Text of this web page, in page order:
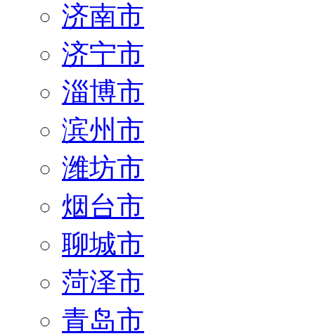
济南市
济宁市
淄博市
滨州市
潍坊市
烟台市
聊城市
菏泽市
青岛市